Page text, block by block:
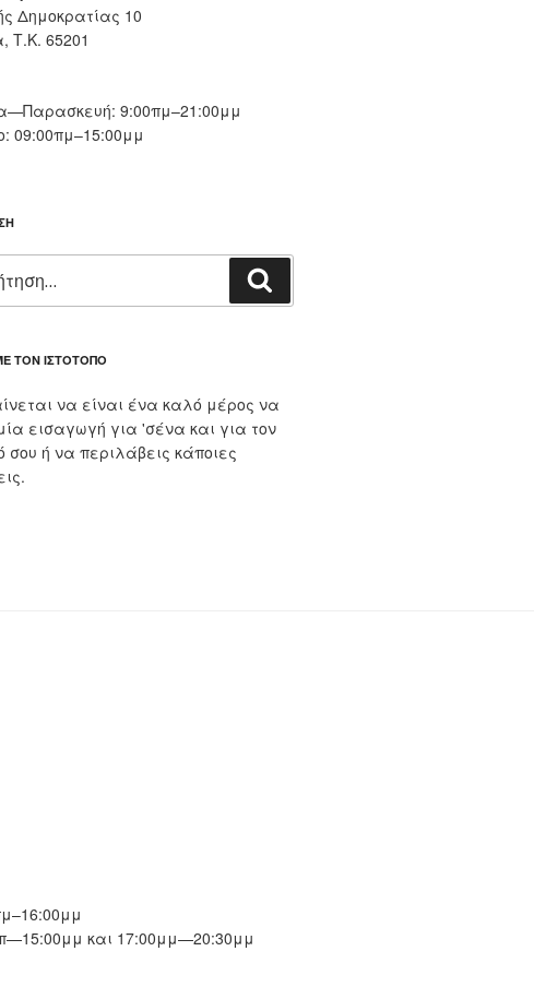
Δημοκρατίας 10
Τ.Κ. 65201
9:00πμ–21:00μμ
09:00πμ–15:00μμ
ΤΟΝ ΙΣΤΌΤΟΠΟ
να είναι ένα καλό μέρος να
εισαγωγή για 'σένα και για τον
σου ή να περιλάβεις κάποιες
και 17:00μμ—20:30μμ